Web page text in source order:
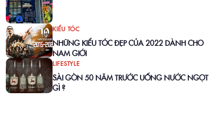
KIỂU TÓC
NHỮNG KIỂU TÓC ĐẸP CỦA 2022 DÀNH CHO
NAM GIỚI
LIFESTYLE
SÀI GÒN 50 NĂM TRƯỚC UỐNG NƯỚC NGỌT
GÌ ?